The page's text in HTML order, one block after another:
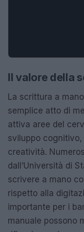
Il valore della
La scrittura a
semplice atto di
attiva aree del
sviluppo
creatività.
dall’Università di
scrivere a mano
rispetto alla
importante per i
manuale possono